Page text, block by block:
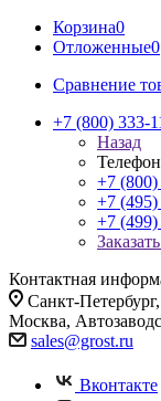
Корзина0
Отложенные0
Сравнение
+7 (800) 333-
Назад
+7 (800)
+7
+7
Контактная
Санкт-
Москва,
sales@grost.ru
Вконтакте